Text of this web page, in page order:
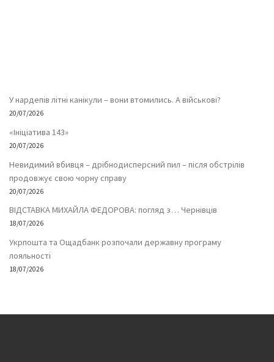
У нардепів літні канікули – вони втомились. А військові?
20/07/2026
«Ініціатива 143»
20/07/2026
Невидимий вбивця – дрібнодисперсний пил – після обстрілів
продовжує свою чорну справу
20/07/2026
ВІДСТАВКА МИХАЙЛА ФЕДОРОВА: погляд з… Чернівців
18/07/2026
Укрпошта та Ощадбанк розпочали державну програму
лояльності
18/07/2026